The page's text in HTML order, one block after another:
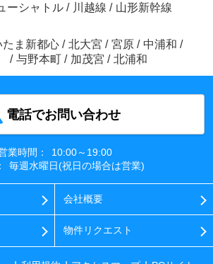
ーシャトル / 川越線 / 山形新幹線
たま新都心 / 北大宮 / 宮原 / 中浦和 /
/ 与野本町 / 加茂宮 / 北浦和
電話でお問い合わせ
業時間：
10:00～19:00
毎週水曜日(祝日の場合は営業)
会社概要
物件リクエスト